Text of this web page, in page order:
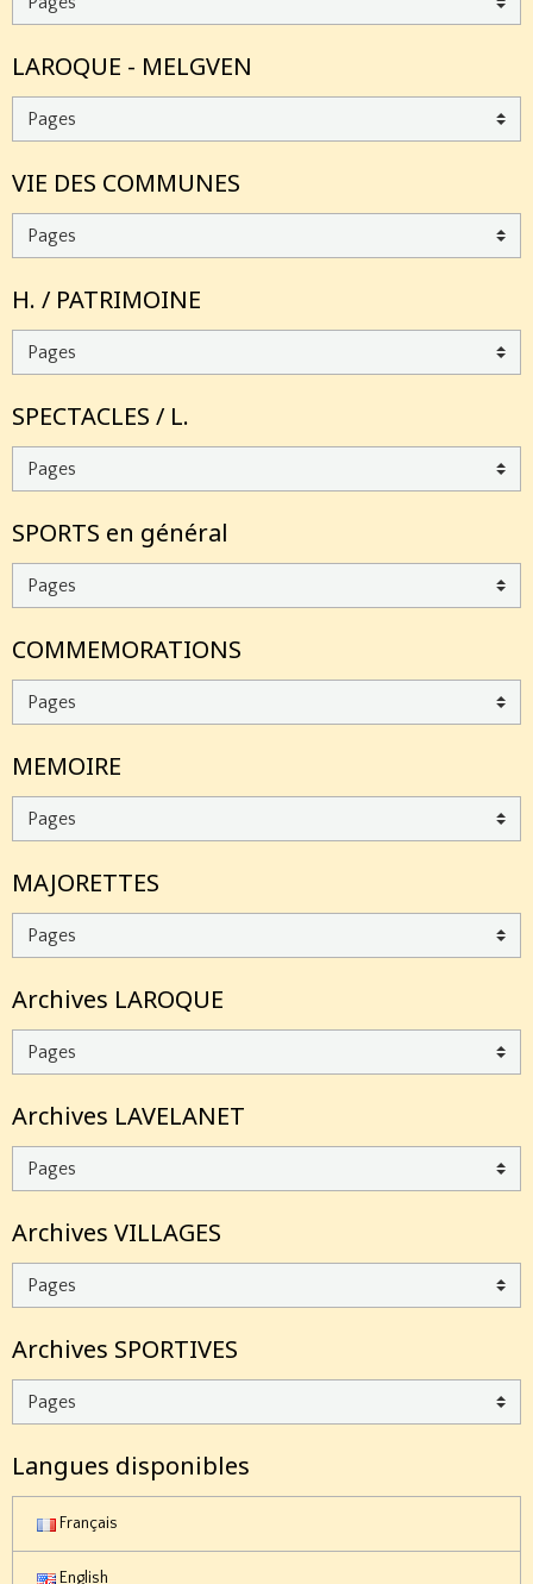
LAROQUE - MELGVEN
VIE DES COMMUNES
H. / PATRIMOINE
SPECTACLES / L.
SPORTS en général
COMMEMORATIONS
MEMOIRE
MAJORETTES
Archives LAROQUE
Archives LAVELANET
Archives VILLAGES
Archives SPORTIVES
Langues disponibles
Français
English